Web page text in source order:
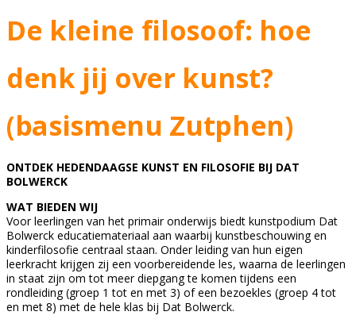
De kleine filosoof: hoe
denk jij over kunst?
(basismenu Zutphen)
ONTDEK HEDENDAAGSE KUNST EN FILOSOFIE BIJ DAT
BOLWERCK
WAT BIEDEN WIJ
Voor leerlingen van het primair onderwijs biedt kunstpodium Dat
Bolwerck educatiemateriaal aan waarbij kunstbeschouwing en
kinderfilosofie centraal staan. Onder leiding van hun eigen
leerkracht krijgen zij een voorbereidende les, waarna de leerlingen
in staat zijn om tot meer diepgang te komen tijdens een
rondleiding (groep 1 tot en met 3) of een bezoekles (groep 4 tot
en met 8) met de hele klas bij Dat Bolwerck.